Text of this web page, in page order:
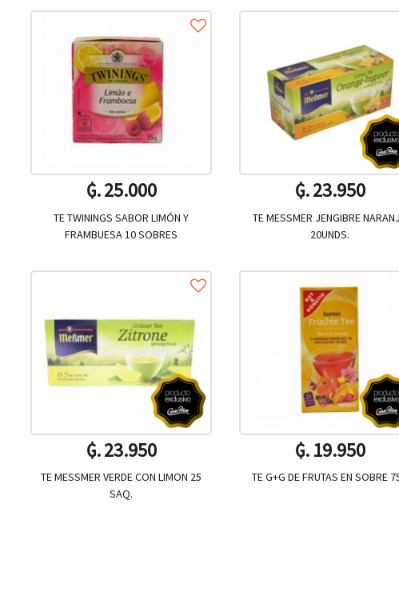
₲. 25.000
TE TWININGS SABOR LIMÓN Y
FRAMBUESA 10 SOBRES
₲. 23.950
TE MESSMER VERDE CON LIMON 25
SAQ.
₲. 23.950
TE MESSMER JENGIBRE
20UNDS.
₲. 19.950
TE G+G DE FRUTAS EN SOBRE